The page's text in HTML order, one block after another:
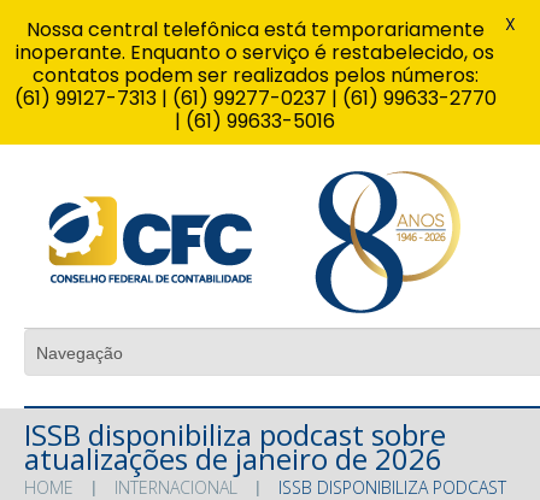
ISSB disponibiliza podcast sobre
atualizações de janeiro de 2026
HOME INTERNACIONAL
ISSB DISPONIBILIZA PODCAST
Nossa central telefônica está temporariamente
inoperante. Enquanto o serviço é restabelecido, os
contatos podem ser realizados pelos números:
(61) 99127-7313 | (61) 99277-0237 | (61) 99633-2770
| (61) 99633-5016
X